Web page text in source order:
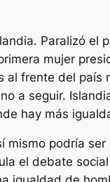
Paralizó el
mujer
frente del país
a seguir.
hay más
mismo podría
el debate